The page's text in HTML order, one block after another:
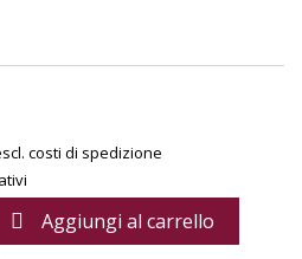
costi di spedizione
 Aggiungi al carrello